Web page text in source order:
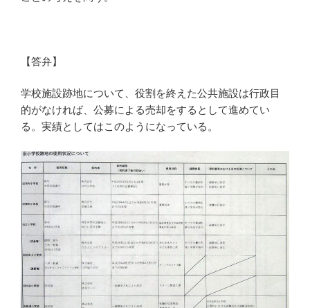
【答弁】
学校施設跡地について、役割を終えた公共施設は行政目
的がなければ、公募による売却をするとして進めてい
る。実績としてはこのようになっている。